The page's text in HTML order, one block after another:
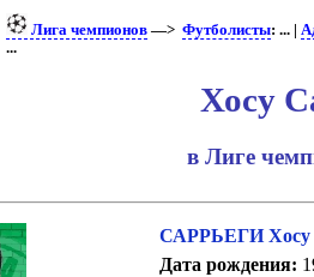
Лига чемпионов —> Футболисты: ... |
...
Хосу
в Лиге
САРРЬЕГИ Хосу
Дата рождения: